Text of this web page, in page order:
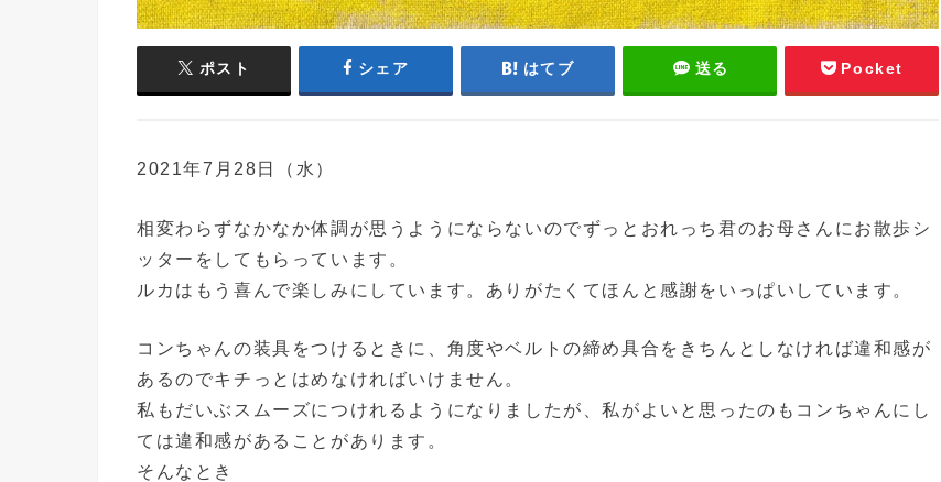
ポスト シェア はてブ 送る Pocket
2021年7月28日（水）
相変わらずなかなか体調が思うようにならないのでずっとおれっち君のお母さんにお散歩シ
ッターをしてもらっています。
ルカはもう喜んで楽しみにしています。ありがたくてほんと感謝をいっぱいしています。
コンちゃんの装具をつけるときに、角度やベルトの締め具合をきちんとしなければ違和感が
あるのでキチっとはめなければいけません。
私もだいぶスムーズにつけれるようになりましたが、私がよいと思ったのもコンちゃんにし
ては違和感があることがあります。
そんなとき